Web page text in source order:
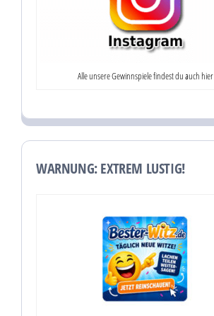
Alle unsere Gewinnspiele findest du auch hier
WARNUNG: EXTREM LUSTIG!